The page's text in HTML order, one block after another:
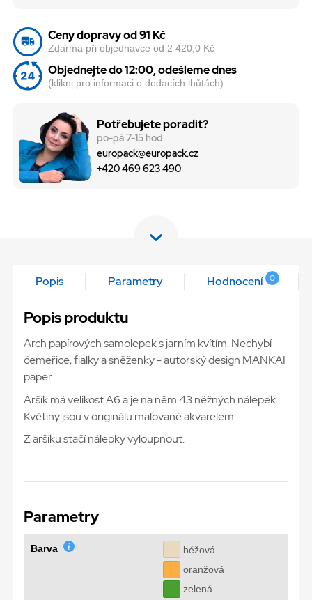
Ceny dopravy od 91 Kč
Zdarma při objednávce od 2 420,0 Kč
Objednejte do 12:00, odešleme dnes
(klikni pro informaci o dodacích lhůtách)
Potřebujete poradit?
po-pá 7-15 hod
europack@europack.cz
+420 469 623 490
Popis Parametry Hodnocení 0
Popis produktu
Arch papírových samolepek s jarním kvítím. Nechybí
čemeřice, fialky a sněženky - autorský design MANKAI
paper
Aršík má velikost A6 a je na něm 43 něžných nálepek.
Květiny jsou v originálu malované akvarelem.
Z aršíku stačí nálepky vyloupnout.
Parametry
Barva
béžová
oranžová
zelená